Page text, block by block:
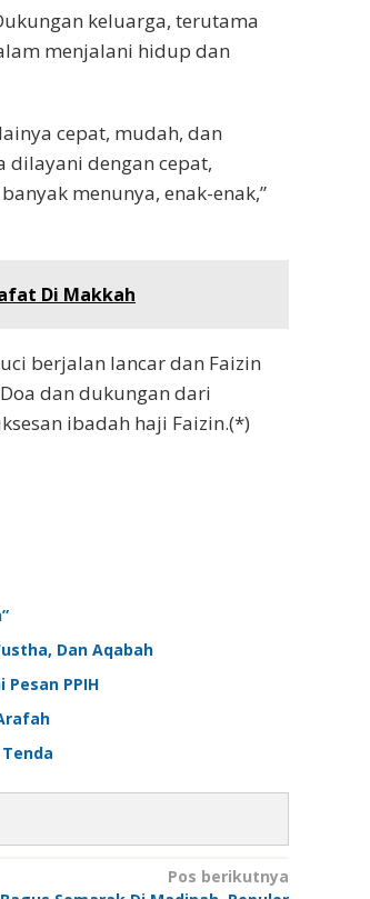
keluarga, terutama
menjalani hidup dan
cepat, mudah, dan
dilayani dengan cepat,
menunya, enak-enak,”
Di Makkah
berjalan lancar dan Faizin
dan dukungan dari
ibadah haji Faizin.(*)
Dan Aqabah
PPIH
Pos berikutnya